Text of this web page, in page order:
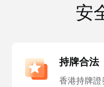
安
持牌合法
香港持牌